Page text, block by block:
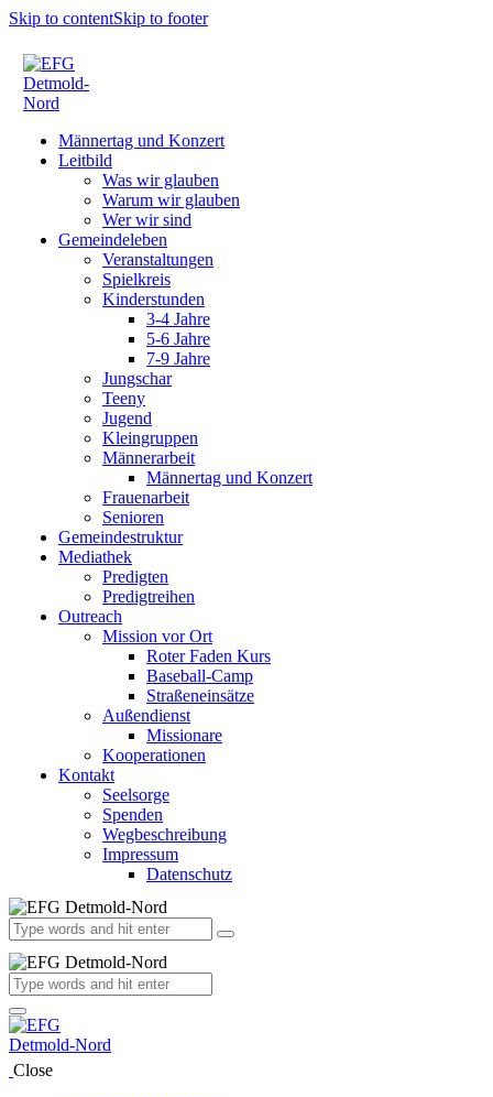
Skip to contentSkip to footer
Männertag und Konzert
Leitbild
Was wir glauben
Warum wir glauben
Wer wir sind
Gemeindeleben
Veranstaltungen
Spielkreis
Kinderstunden
3-4 Jahre
5-6 Jahre
7-9 Jahre
Jungschar
Teeny
Jugend
Kleingruppen
Männerarbeit
Männertag und Konzert
Frauenarbeit
Senioren
Gemeindestruktur
Mediathek
Predigten
Predigtreihen
Outreach
Mission vor Ort
Roter Faden Kurs
Baseball-Camp
Straßeneinsätze
Außendienst
Missionare
Kooperationen
Kontakt
Seelsorge
Spenden
Wegbeschreibung
Impressum
Datenschutz
Close